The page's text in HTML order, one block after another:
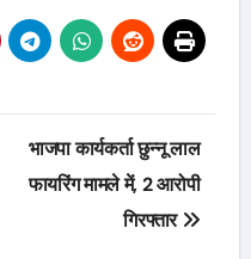
भाजपा कार्यकर्ता छुन्नू लाल
फायरिंग मामले में, 2 आरोपी
गिरफ्तार